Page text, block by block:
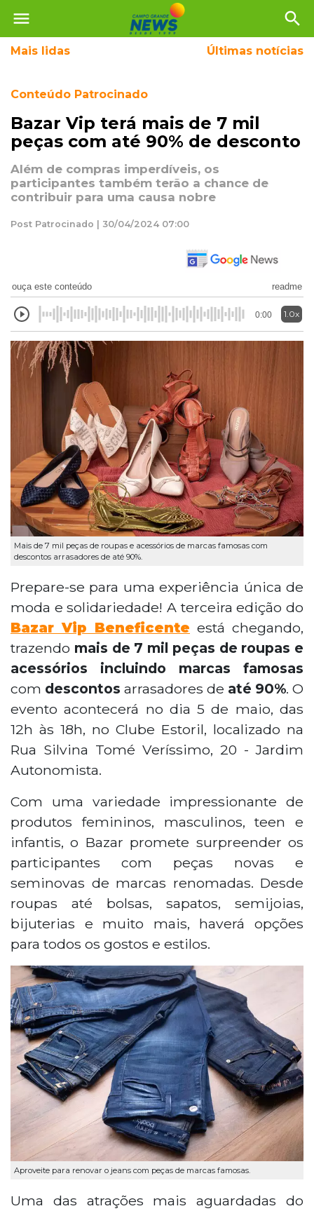
menu search
Mais lidas Últimas notícias
Conteúdo Patrocinado
Bazar Vip terá mais de 7 mil
peças com até 90% de desconto
Além de compras imperdíveis, os
participantes também terão a chance de
contribuir para uma causa nobre
Post Patrocinado | 30/04/2024 07:00
ouça este conteúdo readme
0:00 1.0x
Mais de 7 mil peças de roupas e acessórios de marcas famosas com
descontos arrasadores de até 90%.
Prepare-se para uma experiência única de
moda e solidariedade! A terceira edição do
Bazar Vip Beneficente está chegando,
trazendo mais de 7 mil peças de roupas e
acessórios incluindo marcas famosas
com descontos arrasadores de até 90%. O
evento acontecerá no dia 5 de maio, das
12h às 18h, no Clube Estoril, localizado na
Rua Silvina Tomé Veríssimo, 20 - Jardim
Autonomista.
Com uma variedade impressionante de
produtos femininos, masculinos, teen e
infantis, o Bazar promete surpreender os
participantes com peças novas e
seminovas de marcas renomadas. Desde
roupas até bolsas, sapatos, semijoias,
bijuterias e muito mais, haverá opções
para todos os gostos e estilos.
Aproveite para renovar o jeans com peças de marcas famosas.
Uma das atrações mais aguardadas do